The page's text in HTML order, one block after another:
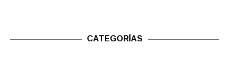
CATEGORÍAS